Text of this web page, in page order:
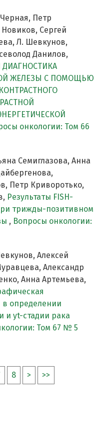
Петр
Сергей
Л. Шевкунов,
Данилов,
ЖЕЛЕЗЫ С ПОМОЩЬЮ
онкологии: Том 66
Семиглазова, Анна
Петр Криворотько,
Результаты FISH-
трижды-позитивном
, Вопросы онкологии:
Алексей
Александр
Анна Артемьева,
в определении
и yt-стадии рака
Том 67 № 5
8 > >>